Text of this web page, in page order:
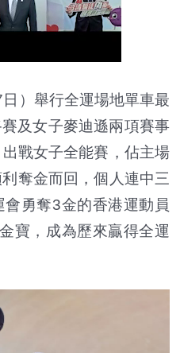
）舉行全運場地單車最
及女子麥迪遜兩項賽事
戰女子全能賽，佔主場
奪金而回，個人連中三
勇奪3金的香港運動員
寶，成為歷來贏得全運